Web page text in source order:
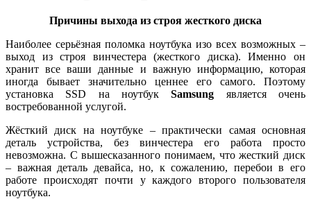
Причины выхода из строя жесткого диска
Наиболее серьёзная поломка ноутбука изо всех возможных –
выход из строя винчестера (жесткого диска). Именно он
хранит все ваши данные и важную информацию, которая
иногда бывает значительно ценнее его самого. Поэтому
установка SSD на ноутбук Samsung является очень
востребованной услугой.
Жёсткий диск на ноутбуке – практически самая основная
деталь устройства, без винчестера его работа просто
невозможна. С вышесказанного понимаем, что жесткий диск
– важная деталь девайса, но, к сожалению, перебои в его
работе происходят почти у каждого второго пользователя
ноутбука.